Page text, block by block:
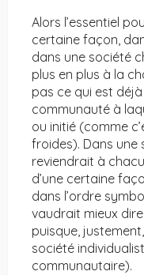
Alors l’essentiel
certaine façon,
dans une société
plus en plus à la
pas ce qui est
communauté à
ou initié (comme
froides). Dans une
reviendrait à
d’une certaine
dans l’ordre
vaudrait mieux
puisque,
société
communautaire).